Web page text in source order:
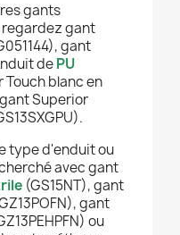
gants
gant
gant
dePU
Touch blanc en
Superior
type d'enduit ou
avec gant
(GS15NT), gant
gant
ou